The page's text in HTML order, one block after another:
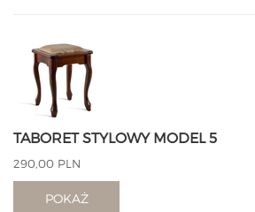
TABORET STYLOWY MODEL 5
290,00 PLN
POKAŻ